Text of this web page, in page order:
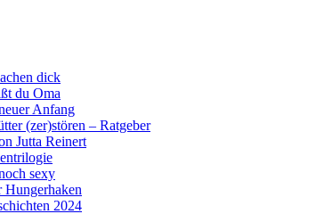
dick
du Oma
Anfang
(zer)stören – Ratgeber
Jutta Reinert
sexy
Hungerhaken
2024